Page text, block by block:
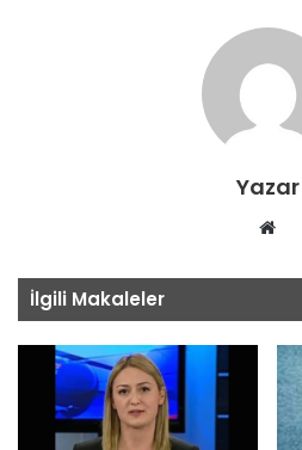
Yazar
Web
İlgili Makaleler